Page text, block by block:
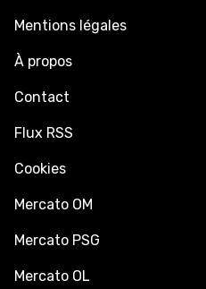
Mentions légales
À propos
Contact
Flux RSS
Cookies
Mercato OM
Mercato PSG
Mercato OL